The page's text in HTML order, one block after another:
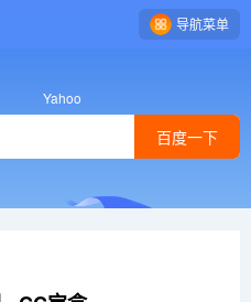
导航菜单
Yahoo
百度一下